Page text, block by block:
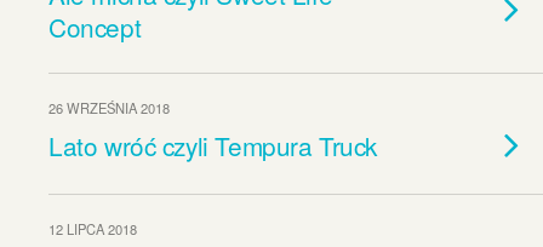
Concept
26 WRZEŚNIA 2018
Lato wróć czyli Tempura Truck
12 LIPCA 2018